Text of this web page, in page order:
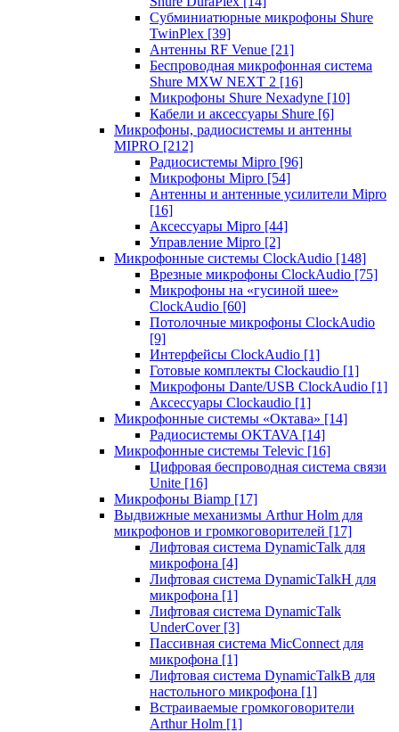
Субминиатюрные микрофоны Shure
TwinPlex [39]
Антенны RF Venue [21]
Беспроводная микрофонная система
Shure MXW NEXT 2 [16]
Микрофоны Shure Nexadyne [10]
Кабели и аксессуары Shure [6]
Микрофоны, радиосистемы и антенны
MIPRO [212]
Радиосистемы Mipro [96]
Микрофоны Mipro [54]
Антенны и антенные усилители Mipro
[16]
Аксессуары Mipro [44]
Управление Mipro [2]
Микрофонные системы ClockAudio [148]
Врезные микрофоны ClockAudio [75]
Микрофоны на «гусиной шее»
ClockAudio [60]
Потолочные микрофоны ClockAudio
[9]
Интерфейсы ClockAudio [1]
Готовые комплекты Clockaudio [1]
Микрофоны Dante/USB ClockAudio [1]
Аксессуары Clockaudio [1]
Микрофонные системы «Октава» [14]
Радиосистемы OKTAVA [14]
Микрофонные системы Televic [16]
Цифровая беспроводная система связи
Unite [16]
Микрофоны Biamp [17]
Выдвижные механизмы Arthur Holm для
микрофонов и громкоговорителей [17]
Лифтовая система DynamicTalk для
микрофона [4]
Лифтовая система DynamicTalkH для
микрофона [1]
Лифтовая система DynamicTalk
UnderCover [3]
Пассивная система MicConnect для
микрофона [1]
Лифтовая система DynamicTalkB для
настольного микрофона [1]
Встраиваемые громкоговорители
Arthur Holm [1]